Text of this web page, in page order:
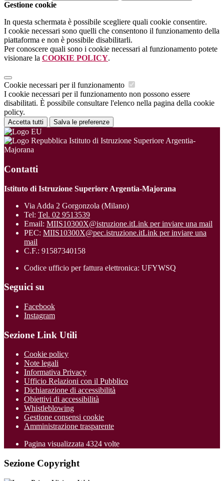
Gestione cookie
In questa schermata è possibile scegliere quali cookie consentire.
I cookie necessari sono quelli che consentono il funzionamento della
piattaforma e non è possibile disabilitarli.
Per conoscere quali sono i cookie necessari al funzionamento potete
visionare la COOKIE POLICY.
Cookie necessari per il funzionamento
I cookie necessari per il funzionamento non possono essere
disabilitati. È possibile consultare l'elenco nella pagina della cookie
policy.
Accetta tutti Salva le preferenze
Istituto di Istruzione Superiore Argentia-
Majorana
Contatti
Istituto di Istruzione Superiore Argentia-Majorana
Via Adda 2 Gorgonzola (Milano)
Tel: Tel. 02 9513539
Email: MIIS10300X@istruzione.itLink per inviare una mail
PEC: MIIS10300X@pec.istruzione.itLink per inviare una
mail
C.F.: 91587340158
Codice ufficio per fattura elettronica: UFYWSQ
Seguici su
Facebook
Instagram
Sezione Link Utili
Cookie policy
Note legali
Informativa Privacy
Ufficio Relazioni con il Pubblico
Dichiarazione di accessibilità
Obiettivi di accessibilità
Whistleblowing
Gestione consensi cookie
Amministrazione trasparente
Pagina visualizzata 4324 volte
Sezione Copyright